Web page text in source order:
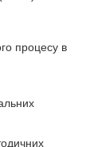
процесу в